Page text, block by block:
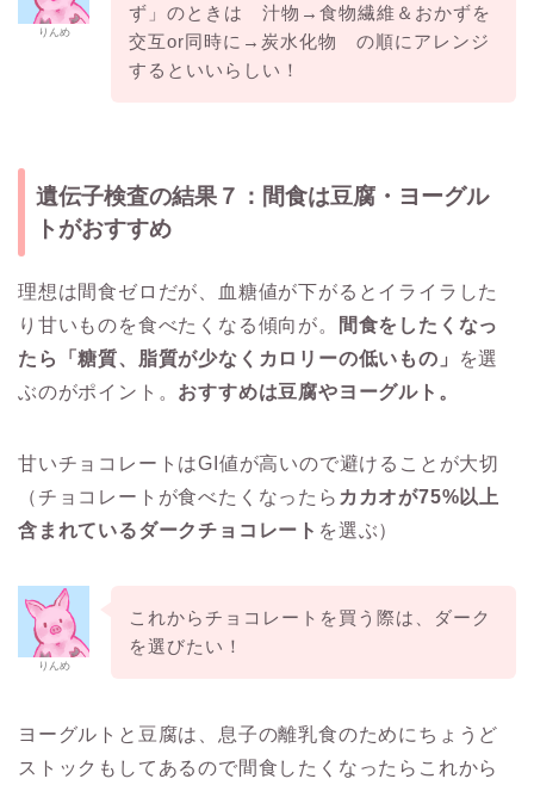
りんめ
ず」のときは 汁物→食物繊維＆おかずを
交互or同時に→炭水化物 の順にアレンジ
するといいらしい！
遺伝子検査の結果７：間食は豆腐・ヨーグル
トがおすすめ
理想は間食ゼロだが、血糖値が下がるとイライラした
り甘いものを食べたくなる傾向が。
間食をしたくなっ
たら「糖質、脂質が少なくカロリーの低いもの」
を選
ぶのがポイント。 おすすめは豆腐やヨーグルト。
甘いチョコレートはGI値が高いので避けることが大切
（チョコレートが食べたくなったら カカオが75%以上
含まれているダークチョコレート を選ぶ）
りんめ
これからチョコレートを買う際は、ダーク
を選びたい！
ヨーグルトと豆腐は、息子の離乳食のためにちょうど
ストックもしてあるので間食したくなったらこれから